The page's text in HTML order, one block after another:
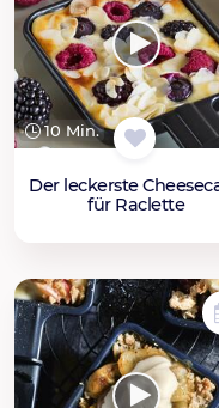
10 Min.
Der leckerste
für Raclette